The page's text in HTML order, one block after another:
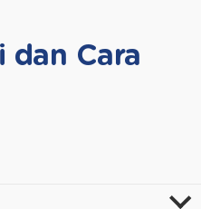
dan Cara